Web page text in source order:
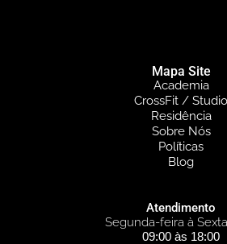
Mapa Site
Academia
CrossFit / Studio
Residência
Sobre Nós
Políticas
Blog
Atendimento
Segunda-feira à
09:00 às 18:00